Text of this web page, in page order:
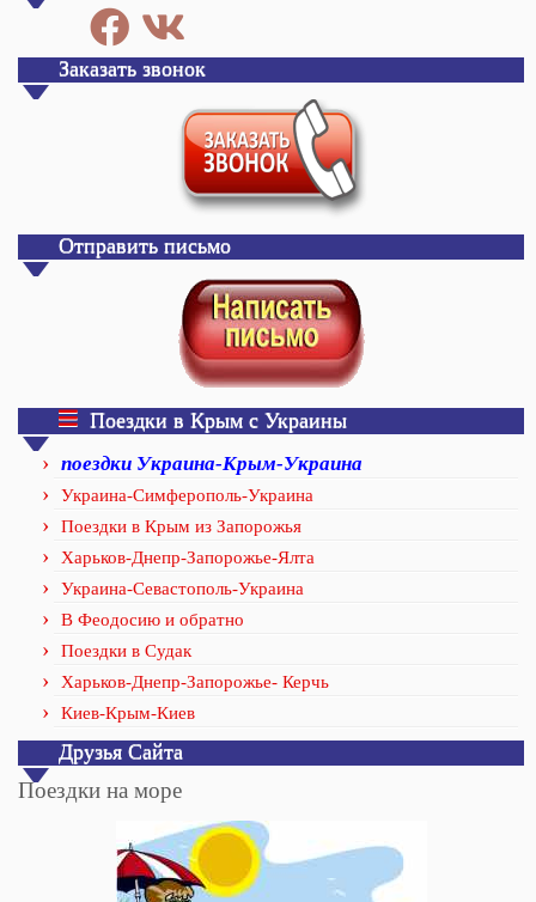
Заказать звонок
Отправить письмо
Поездки в Крым с Украины
поездки Украина-Крым-Украина
Украина-Симферополь-Украина
Поездки в Крым из Запорожья
Харьков-Днепр-Запорожье-Ялта
Украина-Севастополь-Украина
В Феодосию и обратно
Поездки в Судак
Харьков-Днепр-Запорожье- Керчь
Киев-Крым-Киев
Друзья Сайта
Поездки на море